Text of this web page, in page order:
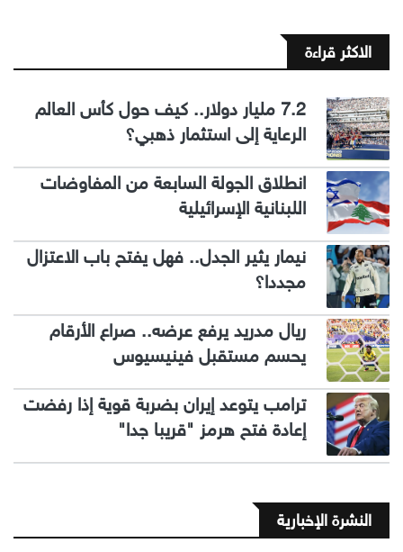
الاكثر قراءة
7.2 مليار دولار.. كيف حول كأس العالم
الرعاية إلى استثمار ذهبي؟
انطلاق الجولة السابعة من المفاوضات
اللبنانية الإسرائيلية
نيمار يثير الجدل.. فهل يفتح باب الاعتزال
مجددا؟
ريال مدريد يرفع عرضه.. صراع الأرقام
يحسم مستقبل فينيسيوس
ترامب يتوعد إيران بضربة قوية إذا رفضت
إعادة فتح هرمز "قريبا جدا"
النشرة الإخبارية